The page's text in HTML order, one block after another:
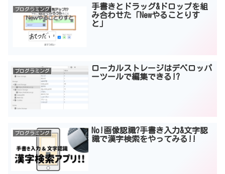
プログラミング
手書きとドラッグ&ドロップを組
み合わせた「Newやることりす
と」
プログラミング
ローカルストレージはデベロッパ
ーツールで編集できる!?
プログラミング
No!画像認識?手書き入力&文字認
識で漢字検索をやってみる!!